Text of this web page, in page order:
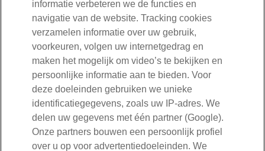
Nieuwsbrief
informatie verbeteren we de functies en
navigatie van de website. Tracking cookies
verzamelen informatie over uw gebruik,
voorkeuren, volgen uw internetgedrag en
maken het mogelijk om video’s te bekijken en
persoonlijke informatie aan te bieden. Voor
deze doeleinden gebruiken we unieke
identificatiegegevens, zoals uw IP-adres. We
delen uw gegevens met één partner (Google).
Onze partners bouwen een persoonlijk profiel
over u op voor advertentiedoeleinden. We